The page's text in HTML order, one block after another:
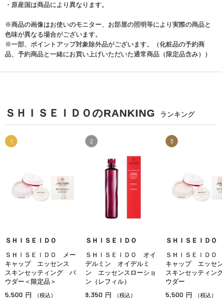
・原産国は商品により異なります。
※商品の画像はお使いのモニター、お部屋の照明等により実際の商品と
色味が異なる場合がございます。
※一部、ポイントアップ対象除外品がございます。（化粧品の予約商
品、予約商品と一緒にお買い上げいただいた通常商品（限定品含み））
ＳＨＩＳＥＩＤＯのRANKING ランキング
1
ＳＨＩＳＥＩＤＯ
ＳＨＩＳＥＩＤＯ メー
キャップ エッセンス
スキンセッティング パ
ウダー＜限定品＞
5,500 円 （税込）
2
ＳＨＩＳＥＩＤＯ
ＳＨＩＳＥＩＤＯ オイ
デルミン オイデルミ
ン エッセンスローショ
ン（レフィル）
9,350 円 （税込）
3
ＳＨＩＳＥＩＤＯ
ＳＨＩＳＥＩＤ
キャップ エッ
スキンセッティ
ウダー
5,500 円 （税込）